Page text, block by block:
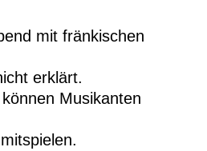
mit fränkischen
erklärt.
Musikanten